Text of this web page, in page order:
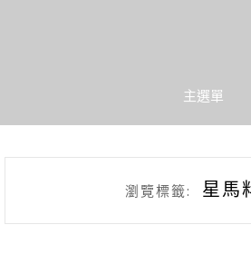
主選單
瀏覽標籤: 星馬